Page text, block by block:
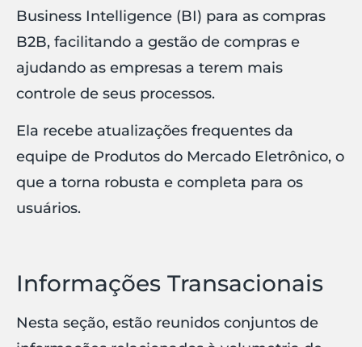
Business Intelligence (BI) para as compras
B2B, facilitando a gestão de compras e
ajudando as empresas a terem mais
controle de seus processos.
Ela recebe atualizações frequentes da
equipe de Produtos do Mercado Eletrônico, o
que a torna robusta e completa para os
usuários.
Informações Transacionais
Nesta seção, estão reunidos conjuntos de